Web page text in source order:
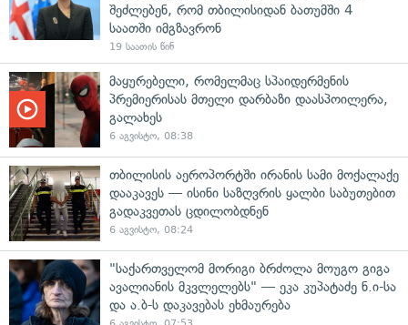
შეძლებენ, რომ თბილისიდან ბათუმში 4
საათში იმგზავრონ
19 საათის წინ
მაყურებელი, რომელმაც სპაიდერმენის
პრემიერისას მთელი დარბაზი დაასპოილერა,
გალახეს
6 აგვისტო, 08:38
თბილისის აეროპორტში ირანის სამი მოქალაქე
დააკავეს — ისინი საზღვრის ყალბი საბუთებით
გადაკვეთას ცდილობდნენ
6 აგვისტო, 08:24
"საქართველომ მორიგი ბრძოლა მოუგო გიგა
ავალიანის მკვლელებს" — ეკა კუპატაძე ნ.ი-სა
და ა.ბ-ს დაკავებას ეხმაურება